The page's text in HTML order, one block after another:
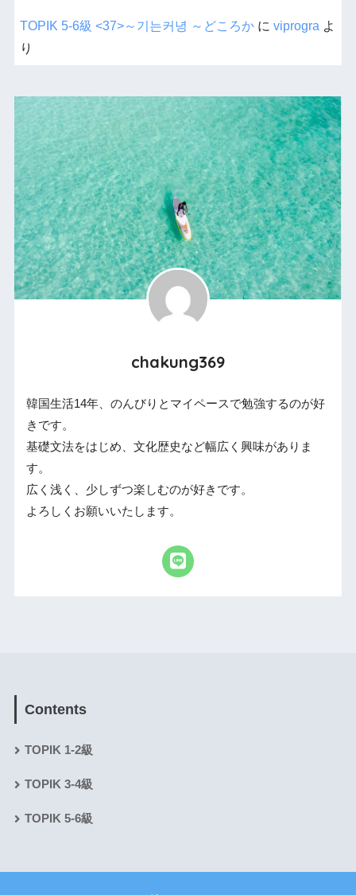
TOPIK 5-6級 <37>～기는커녕 ～どころかに viprogra よ
り
chakung369
韓国生活14年、のんびりとマイペースで勉強するのが好
きです。
基礎文法をはじめ、文化歴史など幅広く興味がありま
す。
広く浅く、少しずつ楽しむのが好きです。
よろしくお願いいたします。
Contents
TOPIK 1-2級
TOPIK 3-4級
TOPIK 5-6級